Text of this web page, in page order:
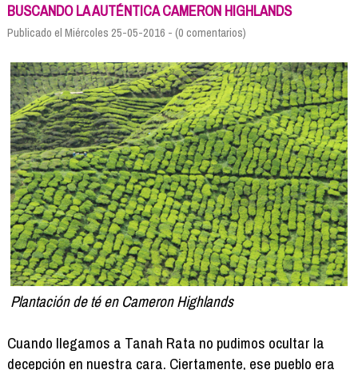
Info viajeros
BUSCANDO LA AUTÉNTICA CAMERON HIGHLANDS
Publicado el Miércoles 25-05-2016 - (0 comentarios)
Plantación de té en Cameron Highlands
Cuando llegamos a Tanah Rata no pudimos ocultar la
decepción en nuestra cara. Ciertamente, ese pueblo era